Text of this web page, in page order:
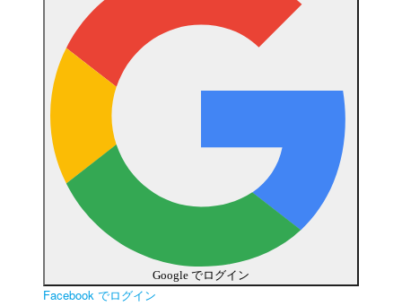
Google でログイン
Facebook でログイン